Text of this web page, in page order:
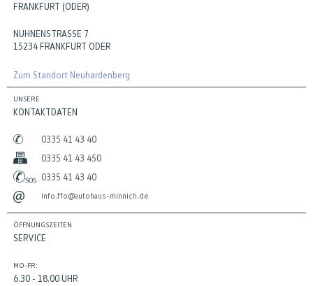
FRANKFURT (ODER)
NUHNENSTRASSE 7
15234 FRANKFURT ODER
Zum Standort Neuhardenberg
UNSERE
KONTAKTDATEN
0335 41 43 40
0335 41 43 450
0335 41 43 40
info.ffo@autohaus-minnich.de
ÖFFNUNGSZEITEN
SERVICE
MO-FR:
6.30 - 18.00 UHR